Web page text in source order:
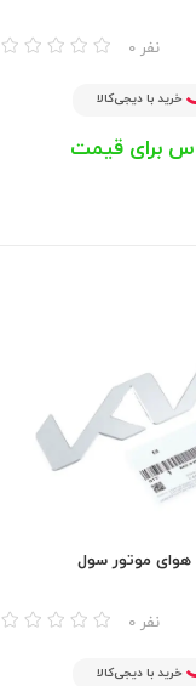
0 نفر
خرید با دیجی‌کالا
برای قیمت
موتور سول
0 نفر
خرید با دیجی‌کالا